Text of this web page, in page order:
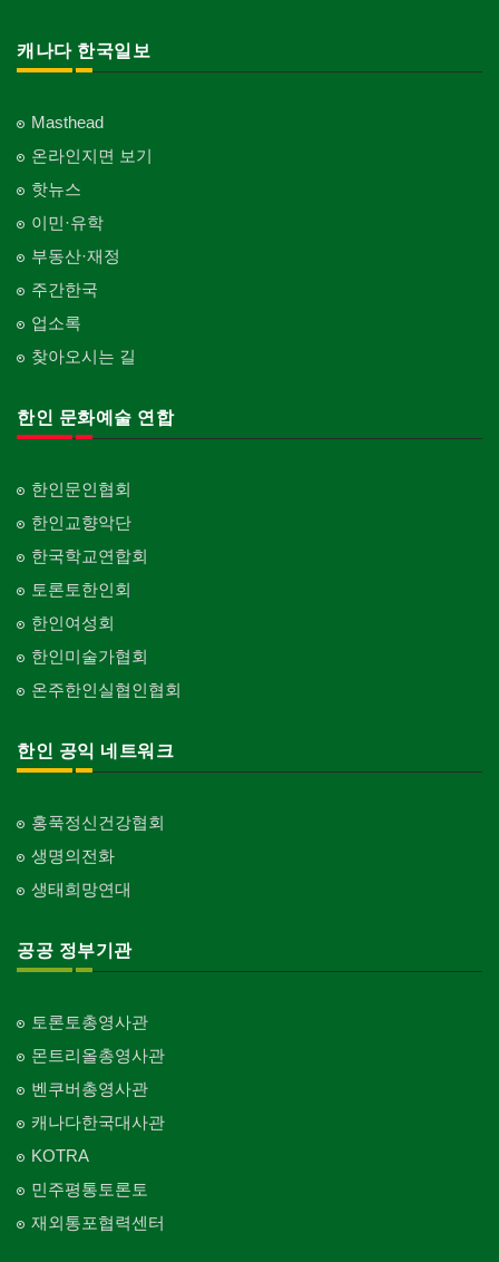
캐나다 한국일보
Masthead
온라인지면 보기
핫뉴스
이민·유학
부동산·재정
주간한국
업소록
찾아오시는 길
한인 문화예술 연합
한인문인협회
한인교향악단
한국학교연합회
토론토한인회
한인여성회
한인미술가협회
온주한인실협인협회
한인 공익 네트워크
홍푹정신건강협회
생명의전화
생태희망연대
공공 정부기관
토론토총영사관
몬트리올총영사관
벤쿠버총영사관
캐나다한국대사관
KOTRA
민주평통토론토
재외통포협력센터